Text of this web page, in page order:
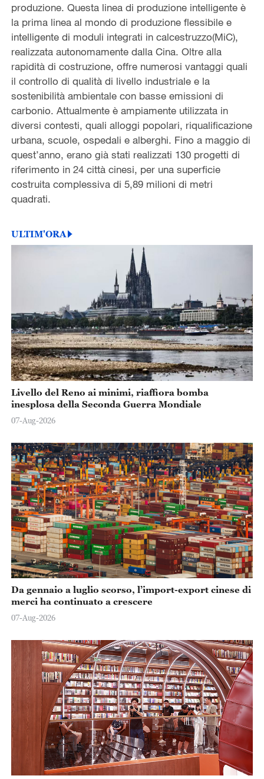
produzione. Questa linea di produzione intelligente è
la prima linea al mondo di produzione flessibile e
intelligente di moduli integrati in calcestruzzo(MiC),
realizzata autonomamente dalla Cina. Oltre alla
rapidità di costruzione, offre numerosi vantaggi quali
il controllo di qualità di livello industriale e la
sostenibilità ambientale con basse emissioni di
carbonio. Attualmente è ampiamente utilizzata in
diversi contesti, quali alloggi popolari, riqualificazione
urbana, scuole, ospedali e alberghi. Fino a maggio di
quest’anno, erano già stati realizzati 130 progetti di
riferimento in 24 città cinesi, per una superficie
costruita complessiva di 5,89 milioni di metri
quadrati.
ULTIM'ORA
Livello del Reno ai minimi, riaffiora bomba
inesplosa della Seconda Guerra Mondiale
07-Aug-2026
Da gennaio a luglio scorso, l’import-export cinese di
merci ha continuato a crescere
07-Aug-2026